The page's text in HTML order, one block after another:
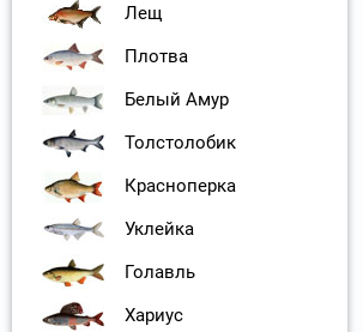
Лещ
Плотва
Белый Амур
Толстолобик
Красноперка
Уклейка
Голавль
Хариус